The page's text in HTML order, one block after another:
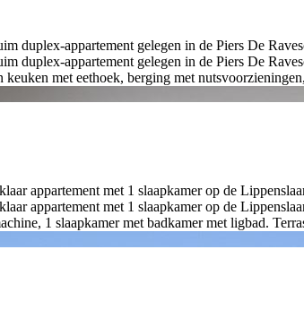
duplex-appartement gelegen in de Piers De
duplex-appartement gelegen in de Piers De
met eethoek, berging met
appartement met 1 slaapkamer op de
appartement met 1 slaapkamer op de
1 slaapkamer met badkamer met ligbad.